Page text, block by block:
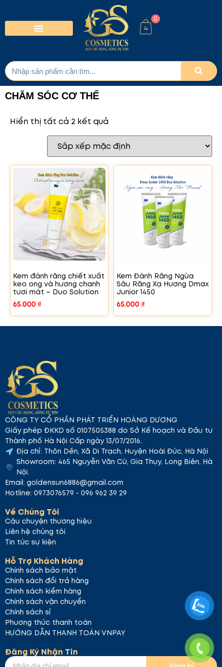
0
CHĂM SÓC CƠ THỂ
Hiển thị tất cả 2 kết quả
Kem đánh răng chiết xuất
keo ong và hương chanh
tươi mát – Duo Solution
65.000 ₫
Kem Đánh Răng Ngừa
Sâu Răng Xạ Hương Dmax
Junior 1450
65.000 ₫
CÔNG TY CỔ PHẦN PHÁT TRIỂN HOÀNG DƯƠNG
Giấy phép ĐKKD số 0107505388 do Sở Kế hoạch và Đầu tư
Thành phố Hà Nội Cấp ngày 13/07/2016.
Địa chỉ: Thôn Dền, Xã Di Trạch, Huyện Hoài Đức, Hà Nội
Showroom: 465 Nguyễn Văn Cừ, Gia Thụy, Long Biên, Hà
Nội.
Email: goldensun6886@gmail.com
Hotline: 0973076579 - 096 962 39 29
Về Chúng Tôi
Câu chuyện thương hiệu
Liên hệ chúng tôi
Tin tức sự kiện
Hỗ Trợ Khách Hàng
Chính sách bảo mật
Chính sách đổi trả hàng
Chính sách kiểm hàng
Chính sách vận chuyển
Chính sách sỉ
Phương thức thanh toán
HƯỚNG DẪN THANH TOÁN VNPAY
Đăng Ký Nhận Tin